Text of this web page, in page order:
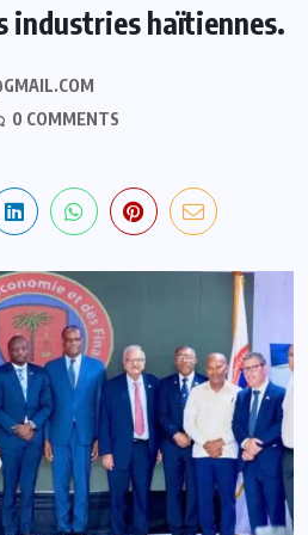
industries haïtiennes.
0 COMMENTS